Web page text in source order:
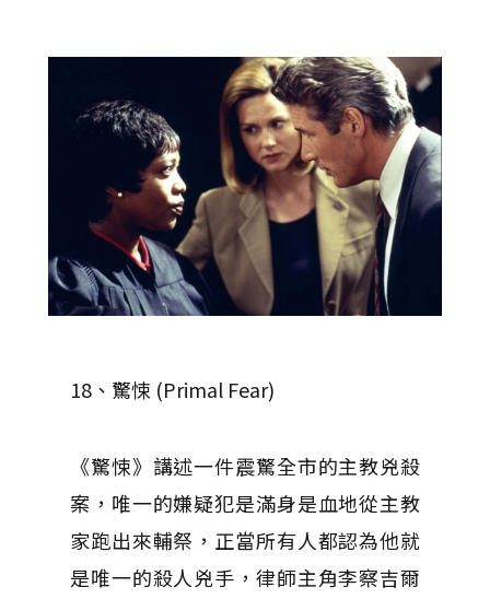
18、驚悚 (Primal Fear)
《驚悚》講述一件震驚全市的主教兇殺
案，唯一的嫌疑犯是滿身是血地從主教
家跑出來輔祭，正當所有人都認為他就
是唯一的殺人兇手，律師主角李察吉爾